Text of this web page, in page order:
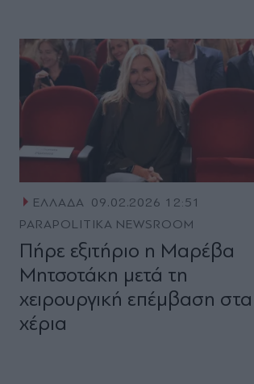
ΕΛΛΑΔΑ 09.02.2026 12:51
PARAPOLITIKA NEWSROOM
Πήρε εξιτήριο η Μαρέβα
Μητσοτάκη μετά τη
χειρουργική επέμβαση στα
χέρια